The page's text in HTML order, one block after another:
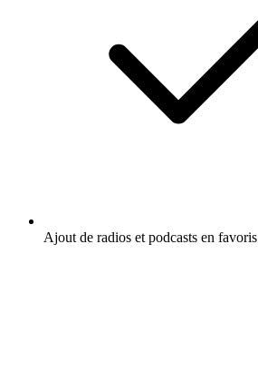
Ajout de radios et podcasts en favoris